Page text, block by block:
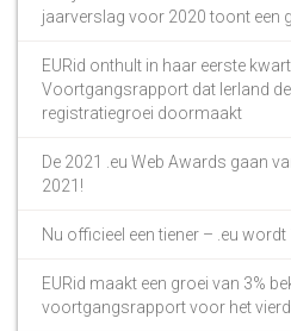
jaarverslag voor 2020 toont een
EURid onthult in haar eerste
Voortgangsrapport dat Ierland
registratiegroei doormaakt
De 2021 .eu Web Awards gaan
2021!
Nu officieel een tiener – .eu wordt
EURid maakt een groei van 3%
voortgangsrapport voor het